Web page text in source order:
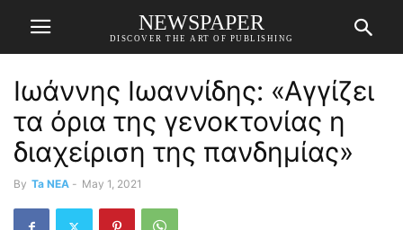
NEWSPAPER
DISCOVER THE ART OF PUBLISHING
Ιωάννης Ιωαννίδης: «Αγγίζει
τα όρια της γενοκτονίας η
διαχείριση της πανδημίας»
By Ta NEA - May 1, 2021